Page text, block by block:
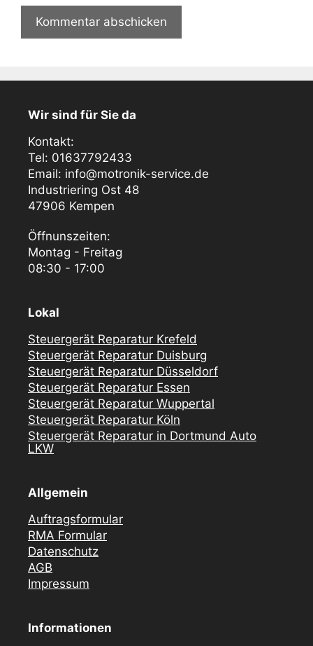
Wir sind für Sie da
Kontakt:
Tel: 01637792433
Email: info@motronik-service.de
Industriering Ost 48
47906 Kempen
Öffnunszeiten:
Montag - Freitag
08:30 - 17:00
Lokal
Steuergerät Reparatur Krefeld
Steuergerät Reparatur Duisburg
Steuergerät Reparatur Düsseldorf
Steuergerät Reparatur Essen
Steuergerät Reparatur Wuppertal
Steuergerät Reparatur Köln
Steuergerät Reparatur in Dortmund Auto
LKW
Allgemein
Auftragsformular
RMA Formular
Datenschutz
AGB
Impressum
Informationen